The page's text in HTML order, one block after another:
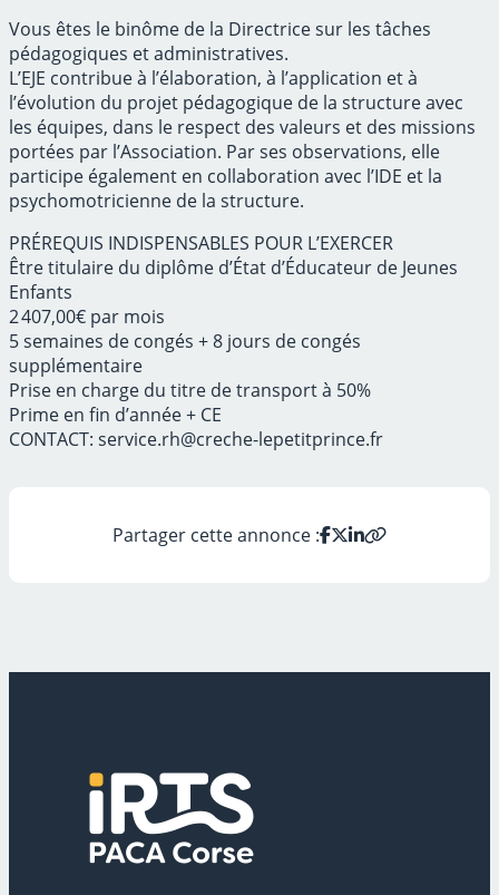
Vous êtes le binôme de la Directrice sur les tâches
pédagogiques et administratives.
L’EJE contribue à l’élaboration, à l’application et à
l’évolution du projet pédagogique de la structure avec
les équipes, dans le respect des valeurs et des missions
portées par l’Association. Par ses observations, elle
participe également en collaboration avec l’IDE et la
psychomotricienne de la structure.
PRÉREQUIS INDISPENSABLES POUR L’EXERCER
Être titulaire du diplôme d’État d’Éducateur de Jeunes
Enfants
2 407,00€ par mois
5 semaines de congés + 8 jours de congés
supplémentaire
Prise en charge du titre de transport à 50%
Prime en fin d’année + CE
CONTACT: service.rh@creche-lepetitprince.fr
Partager cette annonce :